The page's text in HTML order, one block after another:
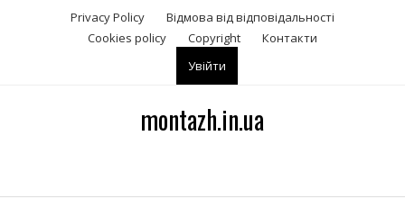
Privacy Policy
Відмова від відповідальності
Сookies policy
Copyright
Контакти
Увійти
montazh.in.ua